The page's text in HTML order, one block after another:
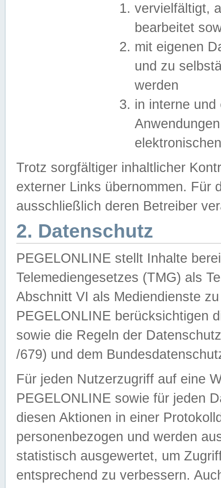
vervielfältigt,
bearbeitet
mit eigenen
und zu
werden
in interne
Trotz sorgfältiger inhaltlicher
externer Links übernommen. Für
ausschließlich deren Betreiber
2. Datenschutz
PEGELONLINE stellt Inhalte
Telemediengesetzes (TMG) als
Abschnitt VI als Mediendienste
PEGELONLINE berücksichtigen
sowie die Regeln der
/679) und dem
Für jeden Nutzerzugriff auf eine
PEGELONLINE sowie für jeden
diesen Aktionen in einer
personenbezogen und werden
statistisch ausgewertet, um
entsprechend zu verbessern.